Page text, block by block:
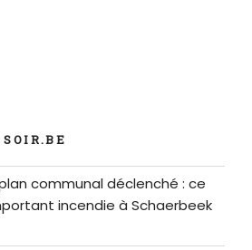
communal déclenché : ce
incendie à Schaerbeek